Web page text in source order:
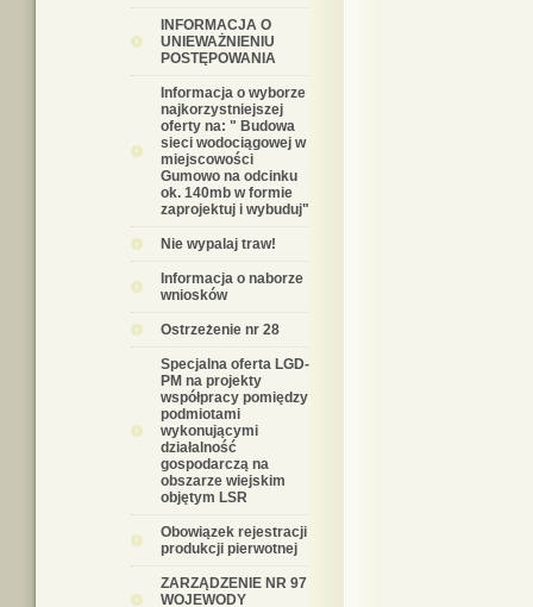
INFORMACJA O
UNIEWAŻNIENIU
POSTĘPOWANIA
Informacja o wyborze
najkorzystniejszej
oferty na: " Budowa
sieci wodociągowej w
miejscowości
Gumowo na odcinku
ok. 140mb w formie
zaprojektuj i wybuduj"
Nie wypalaj traw!
Informacja o naborze
wniosków
Ostrzeżenie nr 28
Specjalna oferta LGD-
PM na projekty
współpracy pomiędzy
podmiotami
wykonującymi
działalność
gospodarczą na
obszarze wiejskim
objętym LSR
Obowiązek rejestracji
produkcji pierwotnej
ZARZĄDZENIE NR 97
WOJEWODY